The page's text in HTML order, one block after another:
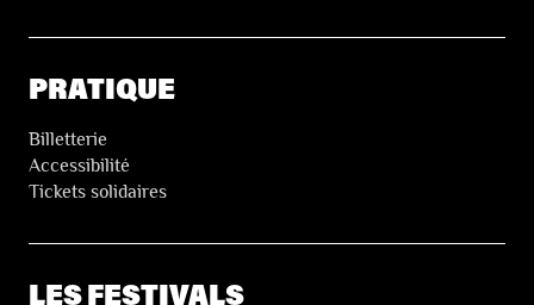
PRATIQUE
Billetterie
Accessibilité
Tickets solidaires
LES FESTIVALS